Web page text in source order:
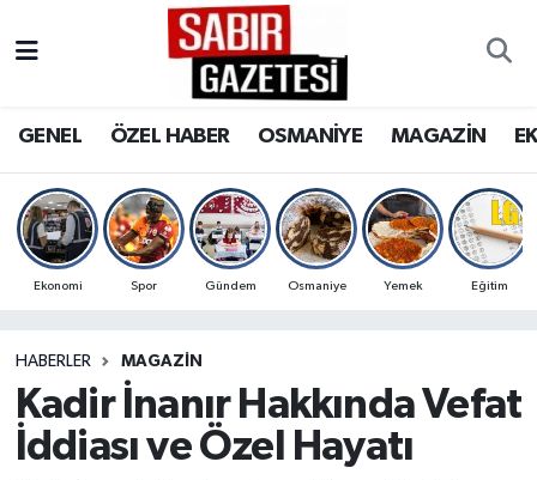
GENEL ÖZEL HABER OSMANİYE MAGAZİN
Ekonomi Spor Gündem Osmaniye Yemek Eğitim
HABERLER MAGAZİN
Kadir İnanır Hakkında Vefat
İddiası ve Özel Hayatı
OSMANİYE
MAGAZİN
SPOR
RESMİ İLANLAR
Osmaniye Nöbetçi Eczaneler
Osmaniye Trafik Yoğunluk Haritası
Süper Lig Puan Durumu ve Fikstür
Son Dakika Haberleri
Haber Arşivi